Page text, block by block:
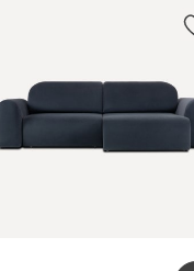
Тёмно-синий